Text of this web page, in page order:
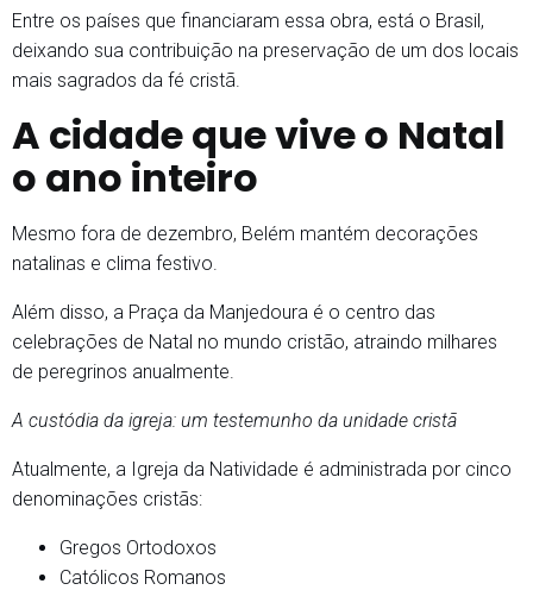
Entre os países que financiaram essa obra, está o Brasil,
deixando sua contribuição na preservação de um dos locais
mais sagrados da fé cristã.
A cidade que vive o Natal
o ano inteiro
Mesmo fora de dezembro, Belém mantém decorações
natalinas e clima festivo.
Além disso, a Praça da Manjedoura é o centro das
celebrações de Natal no mundo cristão, atraindo milhares
de peregrinos anualmente.
A custódia da igreja: um testemunho da unidade cristã
Atualmente, a Igreja da Natividade é administrada por cinco
denominações cristãs:
Gregos Ortodoxos
Católicos Romanos